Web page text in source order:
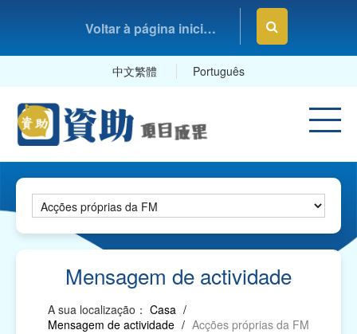
Voltar à página inicial da Fundação Macau
中文繁體 Português
Mensagem de actividade
A sua localização： Casa /
Mensagem de actividade / Acções próprias da FM